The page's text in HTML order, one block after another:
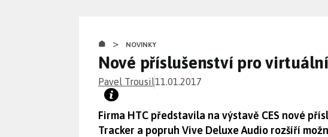
> NOVINKY
Nové příslušenství pro
Pavel Trousil11.01.2017
Firma HTC představila na výstavě CES nové
Tracker a popruh Vive Deluxe Audio rozšíří